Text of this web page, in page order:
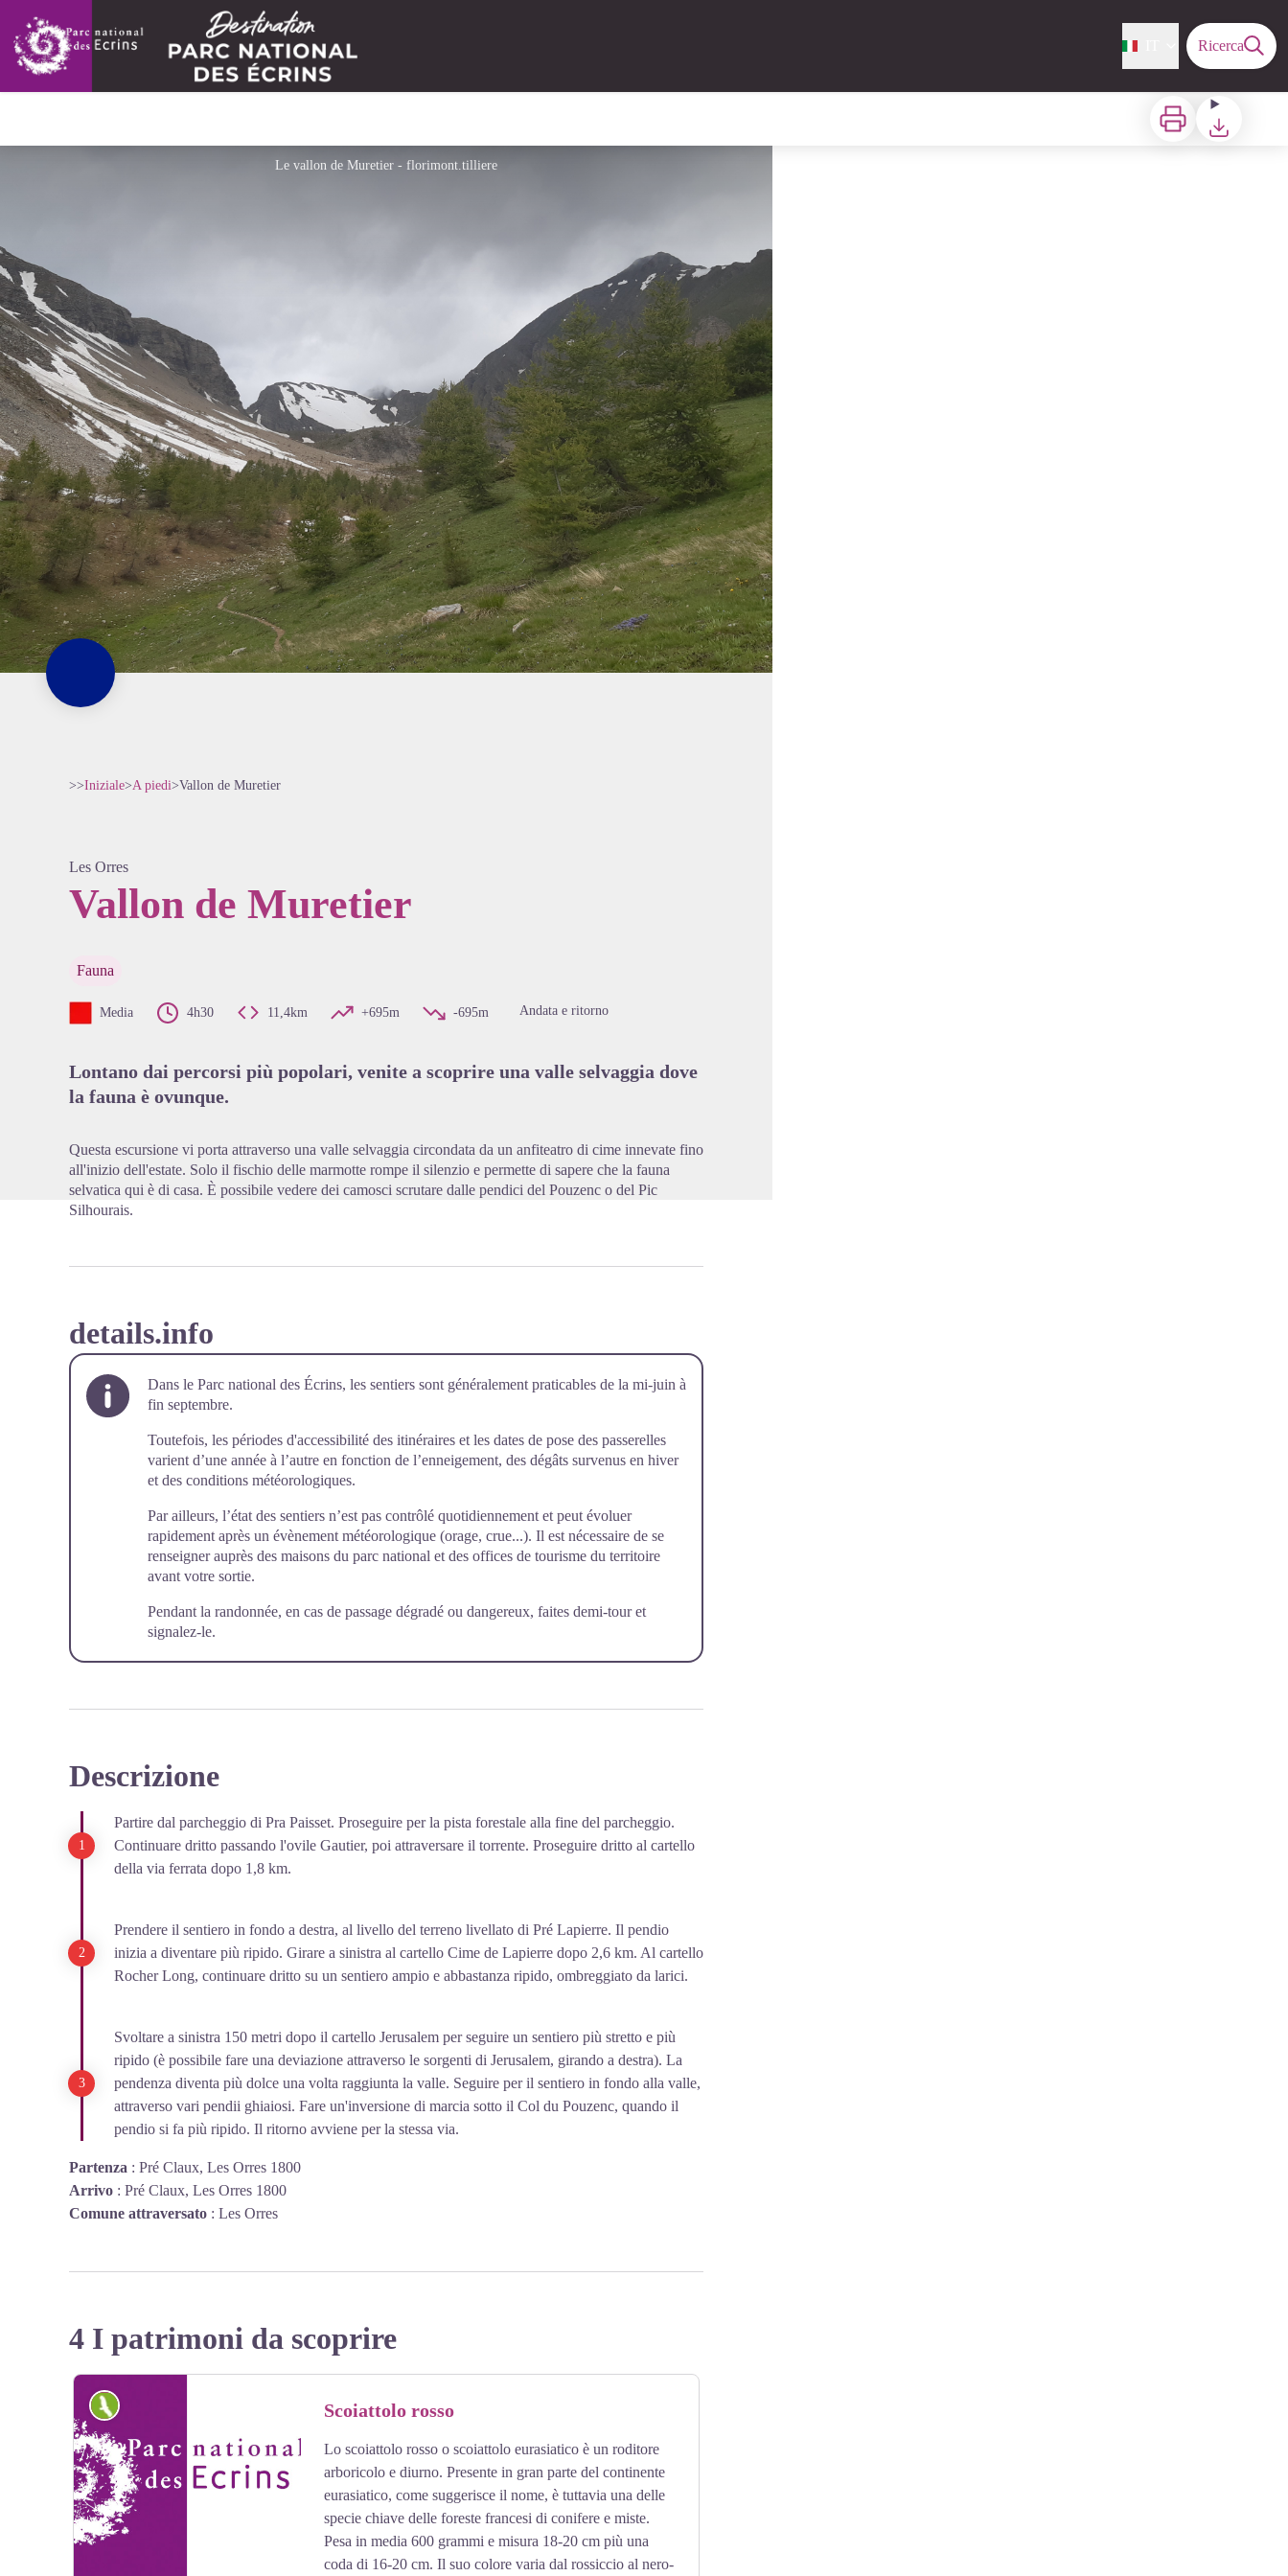
Ricerca
Stampa Scaricare
Le vallon de Muretier - florimont.tilliere
>>Iniziale>A piedi>Vallon de Muretier
Les Orres
Vallon de Muretier
Fauna
Media 4h30 11,4km +695m -695m Andata e ritorno
Lontano dai percorsi più popolari, venite a scoprire una valle selvaggia dove
la fauna è ovunque.
Questa escursione vi porta attraverso una valle selvaggia circondata da un anfiteatro di cime innevate fino
all'inizio dell'estate. Solo il fischio delle marmotte rompe il silenzio e permette di sapere che la fauna
selvatica qui è di casa. È possibile vedere dei camosci scrutare dalle pendici del Pouzenc o del Pic
Silhourais.
details.info
Dans le Parc national des Écrins, les sentiers sont généralement praticables de la mi-juin à
fin septembre.
Toutefois, les périodes d'accessibilité des itinéraires et les dates de pose des passerelles
varient d’une année à l’autre en fonction de l’enneigement, des dégâts survenus en hiver
et des conditions météorologiques.
Par ailleurs, l’état des sentiers n’est pas contrôlé quotidiennement et peut évoluer
rapidement après un évènement météorologique (orage, crue...). Il est nécessaire de se
renseigner auprès des maisons du parc national et des offices de tourisme du territoire
avant votre sortie.
Pendant la randonnée, en cas de passage dégradé ou dangereux, faites demi-tour et
signalez-le.
Descrizione
Partire dal parcheggio di Pra Paisset. Proseguire per la pista forestale alla fine del parcheggio.
Continuare dritto passando l'ovile Gautier, poi attraversare il torrente. Proseguire dritto al cartello
della via ferrata dopo 1,8 km.
Prendere il sentiero in fondo a destra, al livello del terreno livellato di Pré Lapierre. Il pendio
inizia a diventare più ripido. Girare a sinistra al cartello Cime de Lapierre dopo 2,6 km. Al cartello
Rocher Long, continuare dritto su un sentiero ampio e abbastanza ripido, ombreggiato da larici.
Svoltare a sinistra 150 metri dopo il cartello Jerusalem per seguire un sentiero più stretto e più
ripido (è possibile fare una deviazione attraverso le sorgenti di Jerusalem, girando a destra). La
pendenza diventa più dolce una volta raggiunta la valle. Seguire per il sentiero in fondo alla valle,
attraverso vari pendii ghiaiosi. Fare un'inversione di marcia sotto il Col du Pouzenc, quando il
pendio si fa più ripido. Il ritorno avviene per la stessa via.
Partenza : Pré Claux, Les Orres 1800
Arrivo : Pré Claux, Les Orres 1800
Comune attraversato : Les Orres
4 I patrimoni da scoprire
Fauna Scoiattolo rosso
Lo scoiattolo rosso o scoiattolo eurasiatico è un roditore
arboricolo e diurno. Presente in gran parte del continente
eurasiatico, come suggerisce il nome, è tuttavia una delle
specie chiave delle foreste francesi di conifere e miste.
Pesa in media 600 grammi e misura 18-20 cm più una
coda di 16-20 cm. Il suo colore varia dal rossiccio al nero-